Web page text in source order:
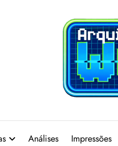
Análises Impressões